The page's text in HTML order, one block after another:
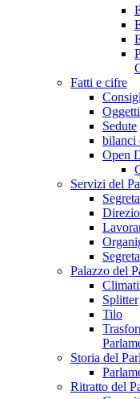
Fatti e cifre
Oggetti
Sedute
bilanci
Open
Servizi del
Palazzo del
Splitter
Tilo
Storia del
Ritratto del